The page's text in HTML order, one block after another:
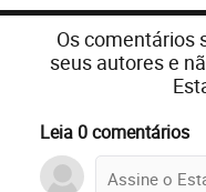
Os comentários
seus autores e
Leia 0 comentários